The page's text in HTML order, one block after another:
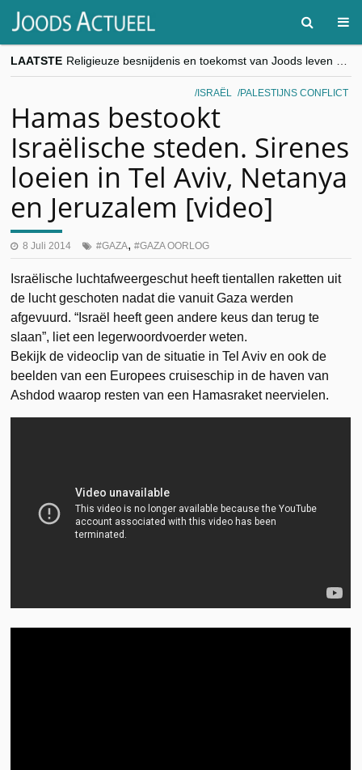
LAATSTE
“Besnijdenisdebat toont hoe moeilijk seculiere Westen minderheden begrijpt”, Jinnih Beels (Vooruit)
CITYTRIP | ROEMENIË – Boekarest: de verrassing van Oost-Europa
ISRAËL PALESTIJNS CONFLICT
Hamas bestookt
Israëlische steden. Sirenes
loeien in Tel Aviv, Netanya
en Jeruzalem [video]
8 Juli 2014 GAZA, GAZA OORLOG
Israëlische luchtafweergeschut heeft tientallen raketten uit
de lucht geschoten nadat die vanuit Gaza werden
afgevuurd. “Israël heeft geen andere keus dan terug te
slaan”, liet een legerwoordvoerder weten.
Bekijk de videoclip van de situatie in Tel Aviv en ook de
beelden van een Europees cruiseschip in de haven van
Ashdod waarop resten van een Hamasraket neervielen.